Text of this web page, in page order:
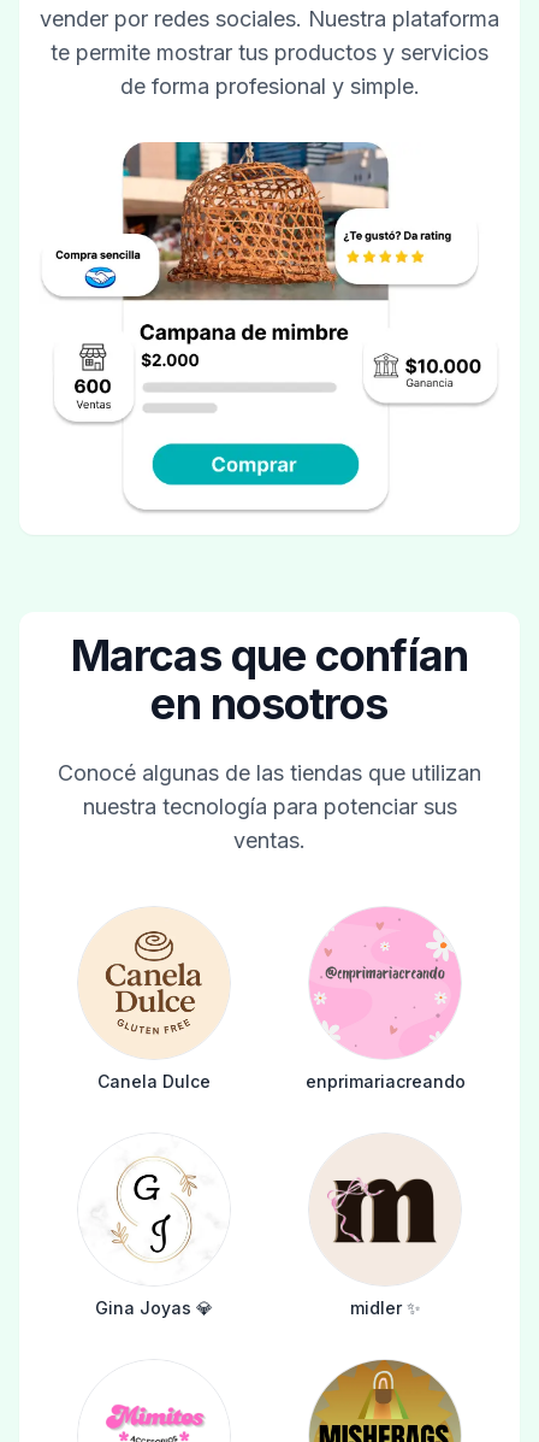
vender por redes sociales. Nuestra plataforma
te permite mostrar tus productos y servicios
de forma profesional y simple.
Marcas que confían
en nosotros
Conocé algunas de las tiendas que utilizan
nuestra tecnología para potenciar sus
ventas.
Canela Dulce enprimariacreando
Gina Joyas 💎 midler ✨️